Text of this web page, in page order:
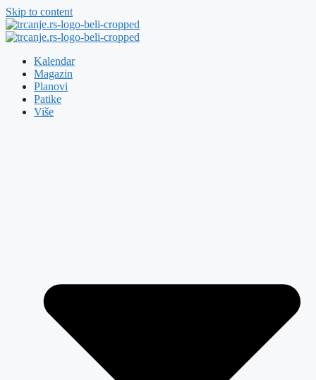
Skip to content
Kalendar
Magazin
Planovi
Patike
Više